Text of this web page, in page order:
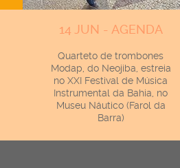
14 JUN - AGENDA
Quarteto de trombones
Modap, do Neojiba, estreia
no XXI Festival de Música
Instrumental da Bahia, no
Museu Náutico (Farol da
Barra)